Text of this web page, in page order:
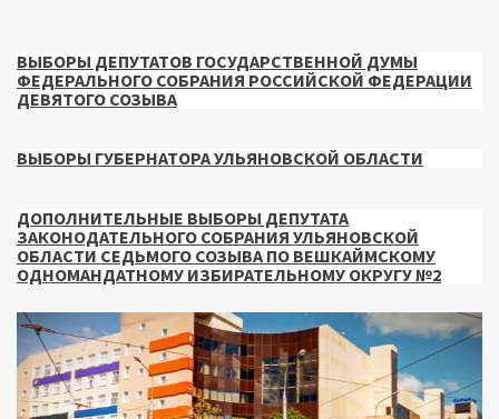
ВЫБОРЫ ДЕПУТАТОВ ГОСУДАРСТВЕННОЙ ДУМЫ
ФЕДЕРАЛЬНОГО СОБРАНИЯ РОССИЙСКОЙ ФЕДЕРАЦИИ
ДЕВЯТОГО СОЗЫВА
ВЫБОРЫ ГУБЕРНАТОРА УЛЬЯНОВСКОЙ ОБЛАСТИ
ДОПОЛНИТЕЛЬНЫЕ ВЫБОРЫ ДЕПУТАТА
ЗАКОНОДАТЕЛЬНОГО СОБРАНИЯ УЛЬЯНОВСКОЙ
ОБЛАСТИ СЕДЬМОГО СОЗЫВА ПО ВЕШКАЙМСКОМУ
ОДНОМАНДАТНОМУ ИЗБИРАТЕЛЬНОМУ ОКРУГУ №2